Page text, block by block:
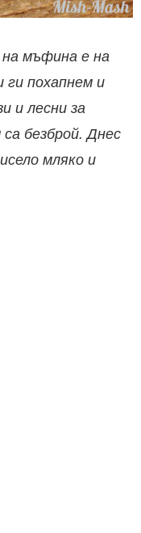
на мъфина е на
ги похапнем и
и лесни за
безброй. Днес
мляко и